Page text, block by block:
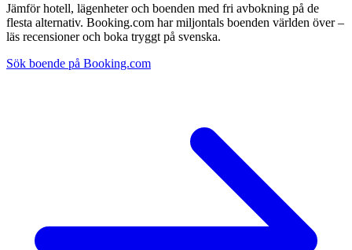
Jämför hotell, lägenheter och boenden med fri avbokning på de
flesta alternativ. Booking.com har miljontals boenden världen över –
läs recensioner och boka tryggt på svenska.
Sök boende på Booking.com